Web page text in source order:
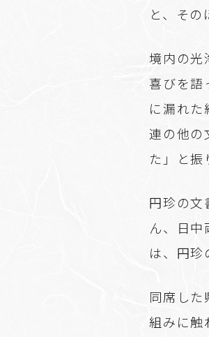
と、その
境内の光
喜びを
に漏れ
連の他の
た」と振
円珍の文
ん、日
は、円珍
同席し
組みに触